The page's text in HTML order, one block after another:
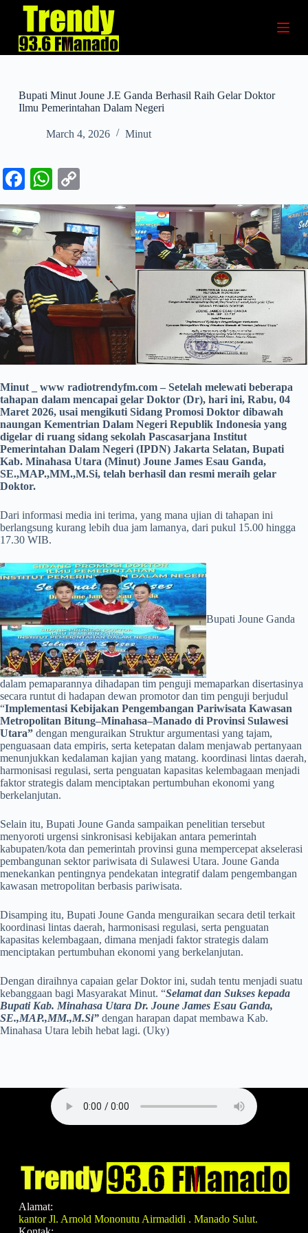
p
o
n
Bupati Minut Joune J.E Ganda Berhasil Raih Gelar Doktor
Ilmu Pemerintahan Dalam Negeri
March 4, 2026 Minut
Fa
ce
bo
ok
W
ha
ts
A
pp
op
y
Li
nk
Minut _ www radiotrendyfm.com – Setelah melewati beberapa
tahapan dalam mencapai gelar Doktor (Dr), hari ini, Rabu, 04
Maret 2026, usai mengikuti Sidang Promosi Doktor dibawah
naungan Kementrian Dalam Negeri Republik Indonesia yang
digelar di ruang sidang sekolah Pascasarjana Institut
Pemerintahan Dalam Negeri (IPDN) Jakarta Selatan, Bupati
Kab. Minahasa Utara (Minut) Joune James Esau Ganda,
SE.,MAP.,MM.,M.Si, telah berhasil dan resmi meraih gelar
Doktor.
Dari informasi media ini terima, yang mana ujian di tahapan ini
berlangsung kurang lebih dua jam lamanya, dari pukul 15.00 hingga
17.30 WIB.
Bupati Joune Ganda
dalam pemaparannya dihadapan tim penguji memaparkan disertasinya
secara runtut di hadapan dewan promotor dan tim penguji berjudul
“Implementasi Kebijakan Pengembangan Pariwisata Kawasan
Metropolitan Bitung–Minahasa–Manado di Provinsi Sulawesi
Utara” dengan menguraikan Struktur argumentasi yang tajam,
penguasaan data empiris, serta ketepatan dalam menjawab pertanyaan
menunjukkan kedalaman kajian yang matang. koordinasi lintas daerah,
harmonisasi regulasi, serta penguatan kapasitas kelembagaan menjadi
faktor strategis dalam menciptakan pertumbuhan ekonomi yang
berkelanjutan.
Selain itu, Bupati Joune Ganda sampaikan penelitian tersebut
menyoroti urgensi sinkronisasi kebijakan antara pemerintah
kabupaten/kota dan pemerintah provinsi guna mempercepat akselerasi
pembangunan sektor pariwisata di Sulawesi Utara. Joune Ganda
menekankan pentingnya pendekatan integratif dalam pengembangan
kawasan metropolitan berbasis pariwisata.
Disamping itu, Bupati Joune Ganda menguraikan secara detil terkait
koordinasi lintas daerah, harmonisasi regulasi, serta penguatan
kapasitas kelembagaan, dimana menjadi faktor strategis dalam
menciptakan pertumbuhan ekonomi yang berkelanjutan.
Dengan diraihnya capaian gelar Doktor ini, sudah tentu menjadi suatu
kebanggaan bagi Masyarakat Minut. “Selamat dan Sukses kepada
Bupati Kab. Minahasa Utara Dr. Joune James Esau Ganda,
SE.,MAP.,MM.,M.Si” dengan harapan dapat membawa Kab.
Minahasa Utara lebih hebat lagi. (Uky)
Alamat:
kantor Jl. Arnold Mononutu Airmadidi . Manado Sulut.